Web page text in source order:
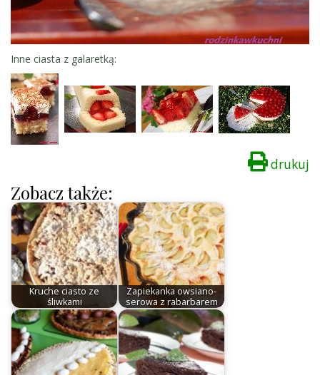
Inne ciasta z galaretką:
drukuj
Zobacz także:
Kruche ciasto ze
śliwkami
Zapiekanka owsiano-
serowa z rabarbarem